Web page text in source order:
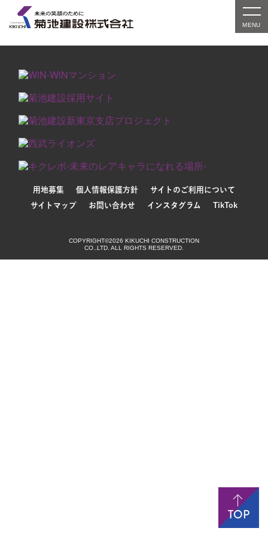
対象の実績紹介はまだありません。別条件でお探しい
ただくか、検索窓をご利用ください。
用地募集 個人情報保護方針
サイトのご利用について
サイトマップ
お問い合わせ インスタグラム TikTok
COPYRIGHT©2026 KIKUCHI CONSTRUCTION
CO.,LTD. ALL RIGHTS RESERVED.